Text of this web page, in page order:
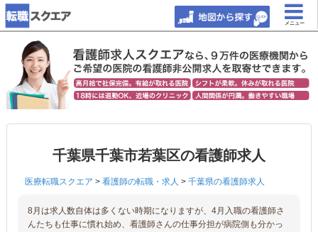
メニュー
千葉県千葉市若葉区の看護師求人
医療転職スクエア > 看護師の転職・求人 > 千葉県の看護師求人
8月は求人数自体は多くない時期になりますが、4月入職の看護師さ
んたちも仕事に慣れ始め、看護師さんの仕事分担が病院側も分かっ